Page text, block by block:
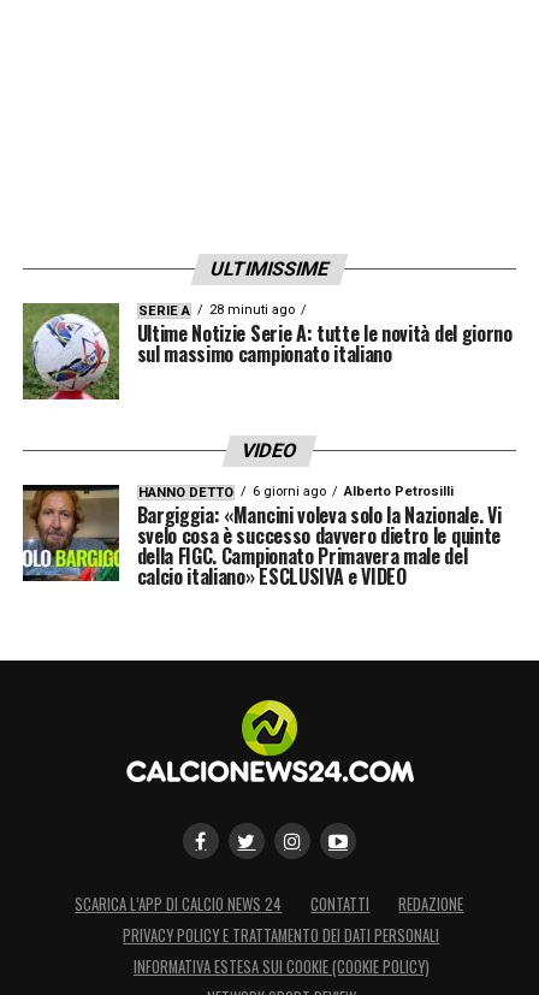
ULTIMISSIME
SERIE A 28 minuti ago
Ultime Notizie Serie A: tutte le novità del giorno
sul massimo campionato italiano
VIDEO
HANNO DETTO 6 giorni ago Alberto Petrosilli
Bargiggia: «Mancini voleva solo la Nazionale. Vi
svelo cosa è successo davvero dietro le quinte
della FIGC. Campionato Primavera male del
calcio italiano» ESCLUSIVA e VIDEO
SCARICA L’APP DI CALCIO NEWS 24 CONTATTI
REDAZIONE
PRIVACY POLICY E TRATTAMENTO DEI DATI PERSONALI
INFORMATIVA ESTESA SUI COOKIE (COOKIE POLICY)